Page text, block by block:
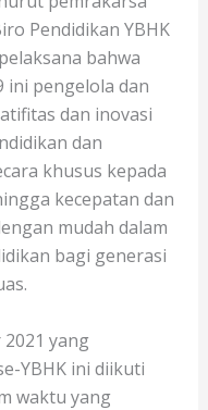
Pendidikan YBHK
bahwa
ini pengelola dan
dan inovasi
dan
khusus kepada
kecepatan dan
mudah dalam
bagi generasi
yang
YBHK ini diikuti
waktu yang